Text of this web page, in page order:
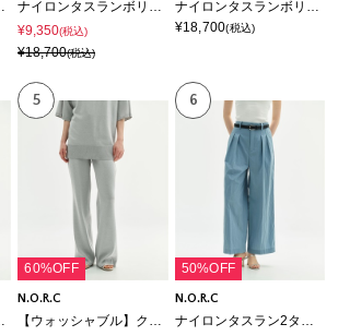
ジーパンツ
ナイロンタスランボリュームカーゴパンツ【AIRY MOTION】
¥9,350(税込)
¥18,700(税込)
ナイロンタスランボリュームドロストパンツ【AIRY MOTION】
¥18,700(税込)
5
60%OFF
N.O.R.C
6
50%OFF
N.O.R.C